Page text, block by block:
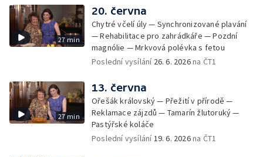
27 min
20. června
Chytré včelí úly — Synchronizované plavání
— Rehabilitace pro zahrádkáře — Pozdní
magnólie — Mrkvová polévka s fetou
Poslední vysílání 26. 6. 2026na ČT1
27 min
13. června
Ořešák královský — Přežití v přírodě —
Reklamace zájzdů — Tamarín žlutoruký —
Pastýřské koláče
Poslední vysílání 19. 6. 2026na ČT1